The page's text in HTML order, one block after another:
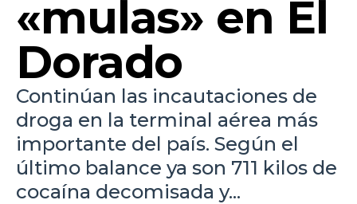
«mulas» en El
Dorado
Continúan las incautaciones de
droga en la terminal aérea más
importante del país. Según el
último balance ya son 711 kilos de
cocaína decomisada y...